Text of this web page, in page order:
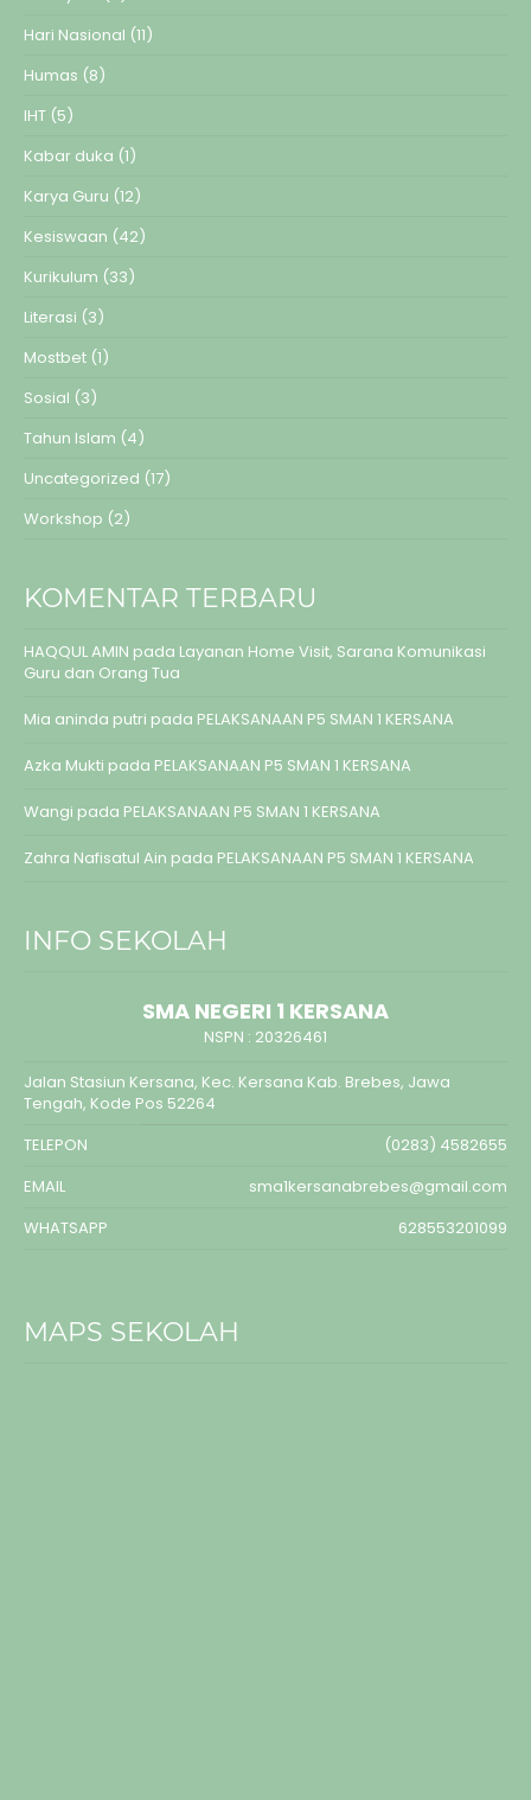
Hari Nasional (11)
Humas (8)
IHT (5)
Kabar duka (1)
Karya Guru (12)
Kesiswaan (42)
Kurikulum (33)
Literasi (3)
Mostbet (1)
Sosial (3)
Tahun Islam (4)
Uncategorized (17)
Workshop (2)
KOMENTAR TERBARU
HAQQUL AMIN pada Layanan Home Visit, Sarana Komunikasi
Guru dan Orang Tua
Mia aninda putri pada PELAKSANAAN P5 SMAN 1 KERSANA
Azka Mukti pada PELAKSANAAN P5 SMAN 1 KERSANA
Wangi pada PELAKSANAAN P5 SMAN 1 KERSANA
Zahra Nafisatul Ain pada PELAKSANAAN P5 SMAN 1 KERSANA
INFO SEKOLAH
SMA NEGERI 1 KERSANA
NSPN : 20326461
Jalan Stasiun Kersana, Kec. Kersana Kab. Brebes, Jawa
Tengah, Kode Pos 52264
TELEPON
(0283) 4582655
EMAIL
sma1kersanabrebes@gmail.com
WHATSAPP
628553201099
MAPS SEKOLAH